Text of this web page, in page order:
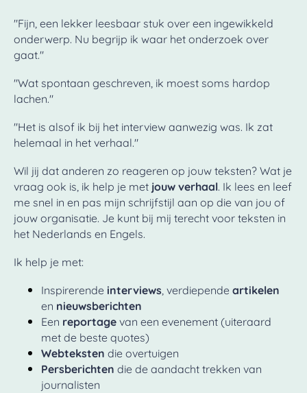
"Fijn, een lekker leesbaar stuk over een ingewikkeld
onderwerp. Nu begrijp ik waar het onderzoek over
gaat."
"Wat spontaan geschreven, ik moest soms hardop
lachen."
"Het is alsof ik bij het interview aanwezig was. Ik zat
helemaal in het verhaal."
Wil jij dat anderen zo reageren op jouw teksten? Wat je
vraag ook is, ik help je met jouw verhaal. Ik lees en leef
me snel in en pas mijn schrijfstijl aan op die van jou of
jouw organisatie. Je kunt bij mij terecht voor teksten in
het Nederlands en Engels.
Ik help je met:
Inspirerende interviews, verdiepende artikelen
en nieuwsberichten
Een reportage van een evenement (uiteraard
met de beste quotes)
Webteksten die overtuigen
Persberichten die de aandacht trekken van
journalisten